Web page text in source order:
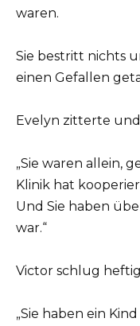
waren.
Sie bestritt nichts
einen Gefallen
Evelyn zitterte und
„Sie waren allein,
Klinik hat
Und Sie haben
war.“
Victor schlug
„Sie haben ein